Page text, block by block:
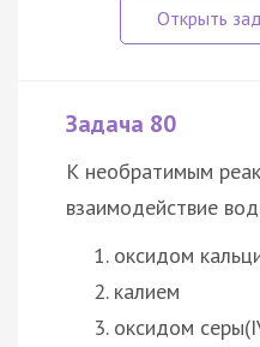
Задача 80
К необратимым
взаимодействие
оксидом
калием
оксидом